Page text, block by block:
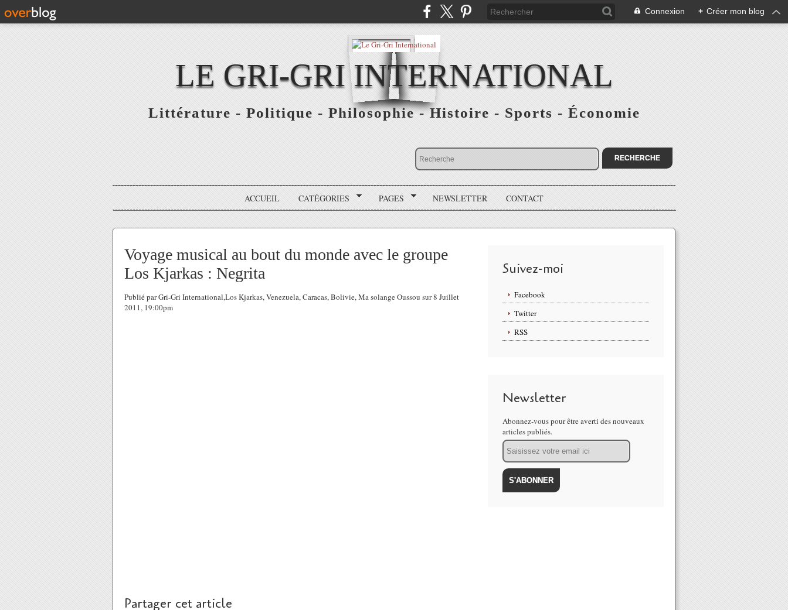
Connexion + Créer mon blog
LE GRI-GRI INTERNATIONAL
Littérature - Politique - Philosophie - Histoire - Sports - Économie
ACCUEIL CATÉGORIES PAGES NEWSLETTER CONTACT
Voyage musical au bout du monde avec le groupe
Los Kjarkas : Negrita
Publié par Gri-Gri International,Los Kjarkas, Venezuela, Caracas, Bolivie, Ma solange Oussou sur 8 Juillet
2011, 19:00pm
Partager cet article
Suivez-moi
Facebook
Twitter
RSS
Newsletter
Abonnez-vous pour être averti des nouveaux
articles publiés.
Email